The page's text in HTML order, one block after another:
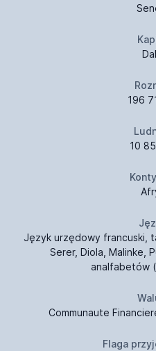
196
10
Język urzędowy francuski,
Serer, Diola, Malinke,
analfabetów
Communaute
Flaga